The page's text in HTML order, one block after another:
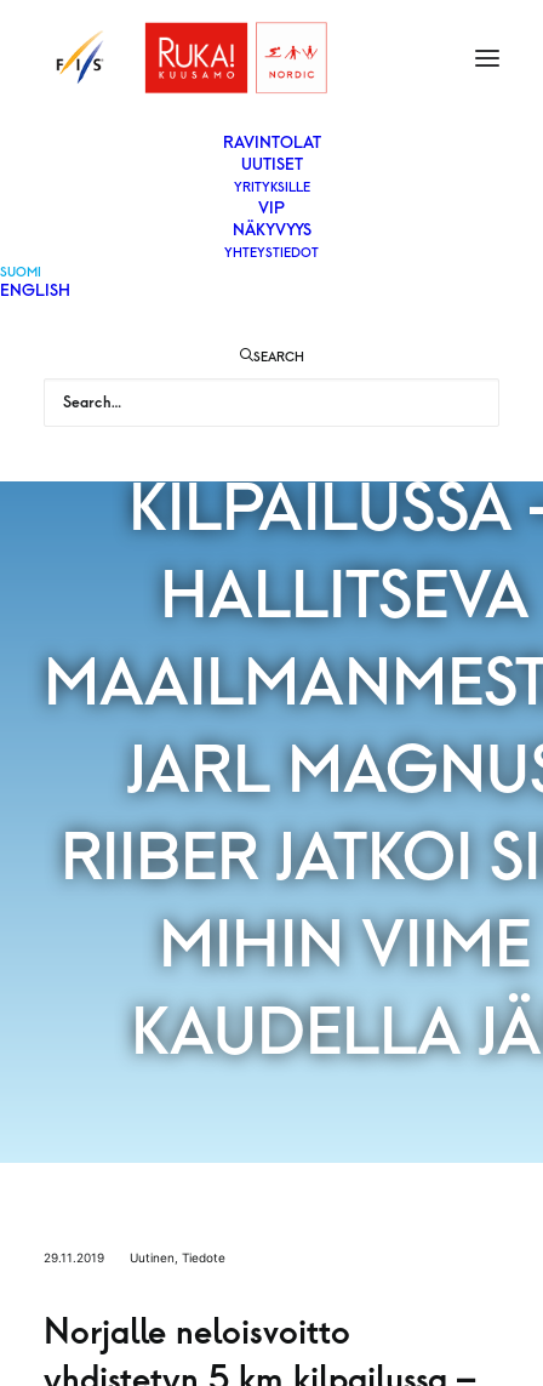
VAPAAEHTOISEKSI
YLEISÖLLE
­RAVINTOLAT
UUTISET
YRITYKSILLE
VIP
NÄKYVYYS
YHTEYSTIEDOT
SUOMI
ENGLISH
SEARCH
NORJALLE
YHDISTETYN 5
KILPAILUSSA
HALLITSEVA
JARL
RIIBER JATKOI
MIHIN VIIME
KAUDELLA
29.11.2019 Uutinen Tiedote
Norjalle neloisvoitto